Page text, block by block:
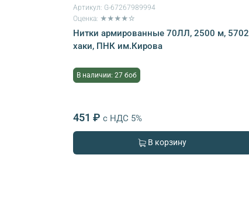
Артикул: G-67267989994
Оценка: ★★★★☆
Нитки армированные 70ЛЛ, 2500 м, 5702
хаки, ПНК им.Кирова
В наличии: 27 боб
451 ₽ с НДС 5%
В корзину